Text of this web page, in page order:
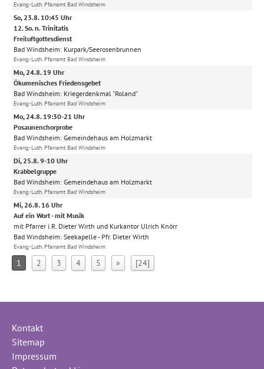
Evang.-Luth. Pfarramt Bad Windsheim
So, 23.8. 10:45 Uhr
12. So. n. Trinitatis
Freiluftgottesdienst
Bad Windsheim: Kurpark/Seerosenbrunnen
Evang.-Luth. Pfarramt Bad Windsheim
Mo, 24.8. 19 Uhr
Ökumenisches Friedensgebet
Bad Windsheim: Kriegerdenkmal "Roland"
Evang.-Luth. Pfarramt Bad Windsheim
Mo, 24.8. 19:30-21 Uhr
Posaunenchorprobe
Bad Windsheim: Gemeindehaus am Holzmarkt
Evang.-Luth. Pfarramt Bad Windsheim
Di, 25.8. 9-10 Uhr
Krabbelgruppe
Bad Windsheim: Gemeindehaus am Holzmarkt
Evang.-Luth. Pfarramt Bad Windsheim
Mi, 26.8. 16 Uhr
Auf ein Wort - mit Musik
mit Pfarrer i.R. Dieter Wirth und Kurkantor Ulrich Knörr
Bad Windsheim: Seekapelle Pfr. Dieter Wirth
Evang.-Luth. Pfarramt Bad Windsheim
1 2 3 4 5 » [24]
Kontakt
Sitemap
Impressum